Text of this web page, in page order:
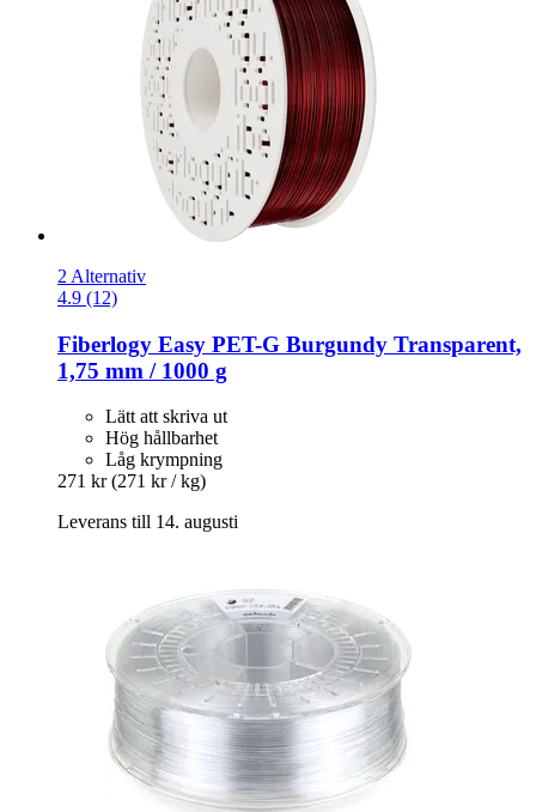
2 Alternativ
4.9 (12)
Fiberlogy Easy PET-​G Burgundy Transparent,
1,75 mm / 1000 g
Lätt att skriva ut
Hög hållbarhet
Låg krympning
271 kr (271 kr / kg)
Leverans till 14. augusti